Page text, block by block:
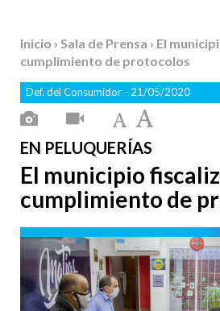
Inicio › Sala de Prensa › El
cumplimiento de protocolos
Def. del Consumidor - 21/05/2020
EN PELUQUERÍAS
El municipio
cumplimiento de